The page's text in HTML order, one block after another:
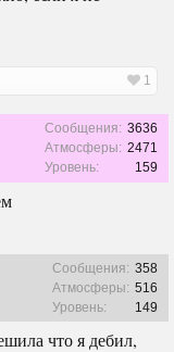
1
Сообщения: 3636
Атмосферы: 2471
Уровень:
159
Сообщения: 358
Атмосферы: 516
Уровень:
149
что я дебил,